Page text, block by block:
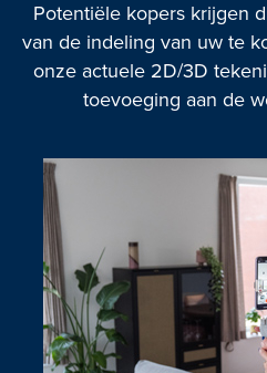
Potentiële kopers krijgen
van de indeling van uw te
onze actuele 2D/3D
toevoeging aan de